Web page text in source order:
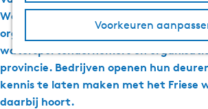
Voorkeuren
p
Watersport Weken opnieuw op de
organiseert deze weken samen met
watersportondernemers en
provincie. Bedrijven openen hun
kennis te laten maken met het Friese
daarbij hoort.